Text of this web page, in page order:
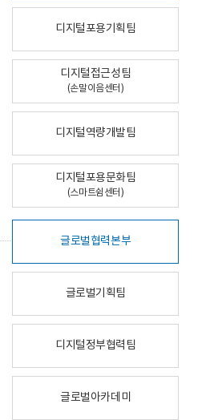
디지털포용기획팀
디지털접근성팀
(손말이음센터)
디지털역량개발팀
디지털포용문화팀
(스마트쉼센터)
글로벌협력본부
글로벌기획팀
디지털정부협력팀
글로벌아카데미